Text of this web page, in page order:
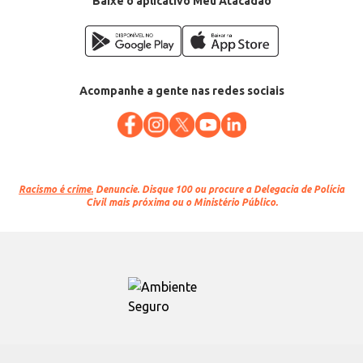
Acompanhe a gente nas redes sociais
Racismo é crime. Denuncie. Disque 100 ou procure a Delegacia de Polícia
Civil mais próxima ou o Ministério Público.